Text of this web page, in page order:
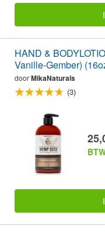
HAND &
Vanille-Gember)
doorMikaNaturals
(3)